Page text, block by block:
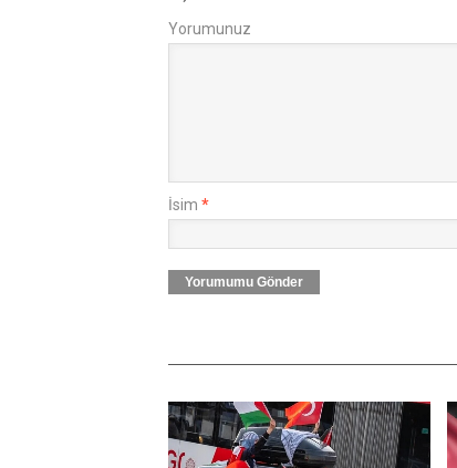
Yorumunuz
İsim *
Yorumumu Gönder